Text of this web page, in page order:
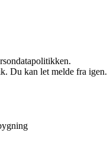
Du kan let melde fra igen.